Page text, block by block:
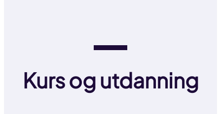
Kurs og utdanning